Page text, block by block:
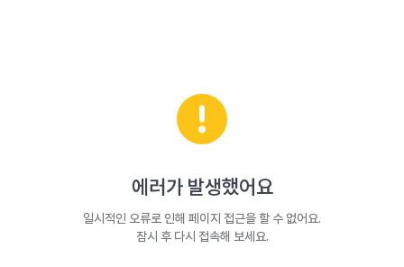
에러가 발생했어요
일시적인 오류로 인해 페이지 접근을 할 수 없어요.
잠시 후 다시 접속해 보세요.